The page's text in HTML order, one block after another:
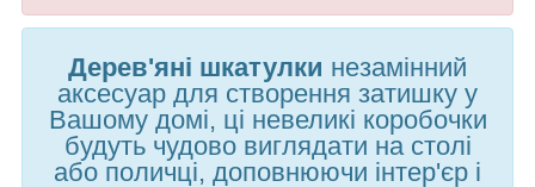
Дерев'яні шкатулки незамінний
аксесуар для створення затишку у
Вашому домі, ці невеликі коробочки
будуть чудово виглядати на столі
або поличці, доповнюючи інтер'єр і